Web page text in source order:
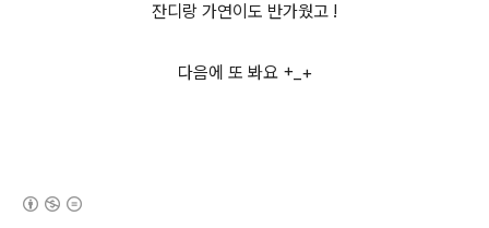
잔디랑 가연이도 반가웠고 !
다음에 또 봐요 +_+